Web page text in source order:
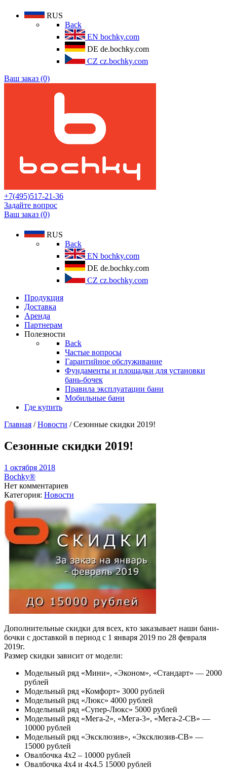
RUS
Back
EN bochky.com
DE de.bochky.com
CZ cz.bochky.com
Ваш заказ (0)
+7(495)517-21-36
Задайте вопрос
Ваш заказ (0)
RUS
Back
EN bochky.com
DE de.bochky.com
CZ cz.bochky.com
Продукция
Доставка
Аренда
Партнерам
Полезности
Back
Частые вопросы
Гарантийное обслуживание
Фундаменты и площадки для установки
бань-бочек
Правила эксплуатации бани
Мобильные бани
Где купить
Главная /Новости / Сезонные скидки 2019!
Сезонные скидки 2019!
1 октября 2018
Bochky®
Нет комментариев
Категория: Новости
Дополнительные скидки для всех, кто заказывает наши бани-
бочки с доставкой в период с 1 января 2019 по 28 февраля
2019г.
Размер скидки зависит от модели:
Модельный ряд «Мини», «Эконом», «Стандарт» — 2000
рублей
Модельный ряд «Комфорт» 3000 рублей
Модельный ряд «Люкс» 4000 рублей
Модельный ряд «Супер-Люкс» 5000 рублей
Модельный ряд «Мега-2», «Мега-3», «Мега-2-СВ» —
10000 рублей
Модельный ряд «Эксклюзив», «Эксклюзив-СВ» —
15000 рублей
Овалбочка 4х2 – 10000 рублей
Овалбочка 4х4 и 4х4.5 15000 рублей